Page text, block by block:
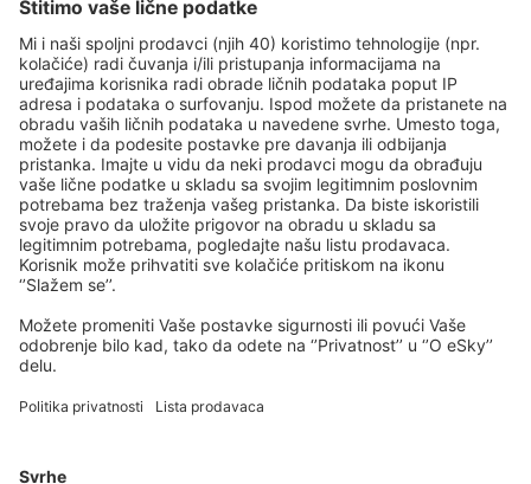
Žao nam je, ne možemo da prikažemo
rezultate
Pokušajte još jednom kad izaberete druge kriterijume
Copyright © eSky.rs. Sva prava zadržana.